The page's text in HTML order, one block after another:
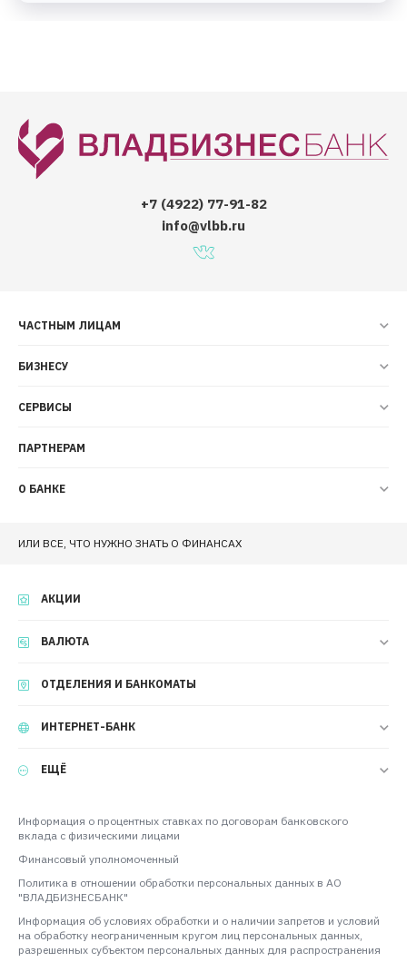
+7 (4922) 77-91-82
info@vlbb.ru
ЧАСТНЫМ ЛИЦАМ
БИЗНЕСУ
СЕРВИСЫ
ПАРТНЕРАМ
О БАНКЕ
ИЛИ ВСЕ, ЧТО НУЖНО ЗНАТЬ О ФИНАНСАХ
АКЦИИ
ВАЛЮТА
ОТДЕЛЕНИЯ И БАНКОМАТЫ
ИНТЕРНЕТ-БАНК
ЕЩЁ
Информация о процентных ставках по договорам банковского
вклада с физическими лицами
Финансовый уполномоченный
Политика в отношении обработки персональных данных в АО
"ВЛАДБИЗНЕСБАНК"
Информация об условиях обработки и о наличии запретов и условий
на обработку неограниченным кругом лиц персональных данных,
разрешенных субъектом персональных данных для распространения